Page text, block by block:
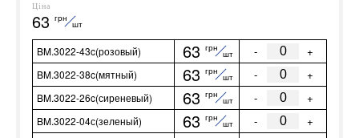
Ціна
63 грн
шт
BM.3022-43c(розовый) 63 грн
шт - +
BM.3022-38c(мятный) 63 грн
шт - +
BM.3022-26c(сиреневый) 63 грн
шт - +
BM.3022-04с(зеленый) 63 грн
шт - +